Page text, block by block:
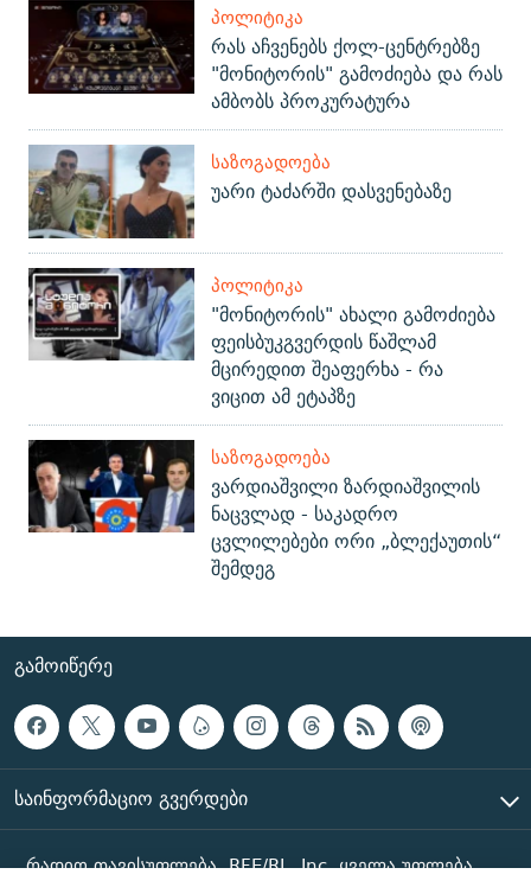
ᲞᲝᲚᲘᲢᲘᲙᲐ
რას აჩვენებს ქოლ-ცენტრებზე
"მონიტორის" გამოძიება და რას
ამბობს პროკურატურა
ᲡᲐᲖᲝᲒᲐᲓᲝᲔᲑᲐ
უარი ტაძარში დასვენებაზე
ᲞᲝᲚᲘᲢᲘᲙᲐ
"მონიტორის" ახალი გამოძიება
ფეისბუკგვერდის წაშლამ
მცირედით შეაფერხა - რა
ვიცით ამ ეტაპზე
ᲡᲐᲖᲝᲒᲐᲓᲝᲔᲑᲐ
ვარდიაშვილი ზარდიაშვილის
ნაცვლად - საკადრო
ცვლილებები ორი „ბლექაუთის“
შემდეგ
ᲒᲐᲛᲝᲘᲬᲔᲠᲔ
ᲡᲐᲘᲜᲤᲝᲠᲛᲐᲪᲘᲝ ᲒᲕᲔᲠᲓᲔᲑᲘ
რადიო თავისუფლება, RFE/RL, Inc. ყველა უფლება